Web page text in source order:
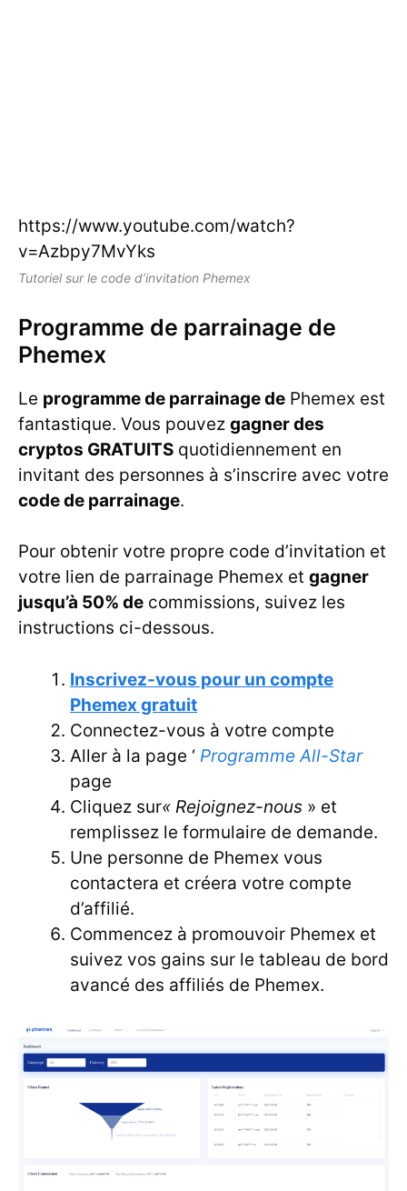
https://www.youtube.com/watch?
v=Azbpy7MvYks
Tutoriel sur le code d’invitation Phemex
Programme de parrainage de
Phemex
Le programme de parrainage de Phemex est
fantastique. Vous pouvez gagner des
cryptos GRATUITS quotidiennement en
invitant des personnes à s’inscrire avec votre
code de parrainage.
Pour obtenir votre propre code d’invitation et
votre lien de parrainage Phemex et gagner
jusqu’à 50% de commissions, suivez les
instructions ci-dessous.
Inscrivez-vous pour un compte
Phemex gratuit
Connectez-vous à votre compte
Aller à la page ‘ Programme All-Star
page
Cliquez sur« Rejoignez-nous » et
remplissez le formulaire de demande.
Une personne de Phemex vous
contactera et créera votre compte
d’affilié.
Commencez à promouvoir Phemex et
suivez vos gains sur le tableau de bord
avancé des affiliés de Phemex.